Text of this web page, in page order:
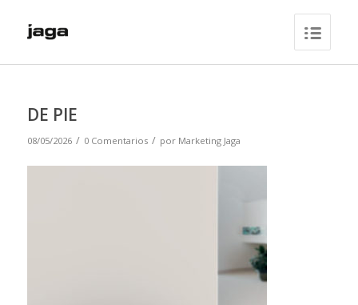
DE PIE
08/05/2026 / 0 Comentarios / por Marketing Jaga